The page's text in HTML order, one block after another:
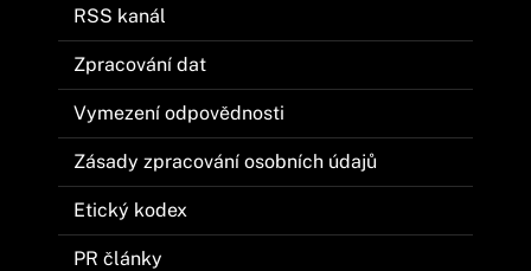
RSS kanál
Zpracování dat
Vymezení odpovědnosti
Zásady zpracování osobních údajů
Etický kodex
PR články